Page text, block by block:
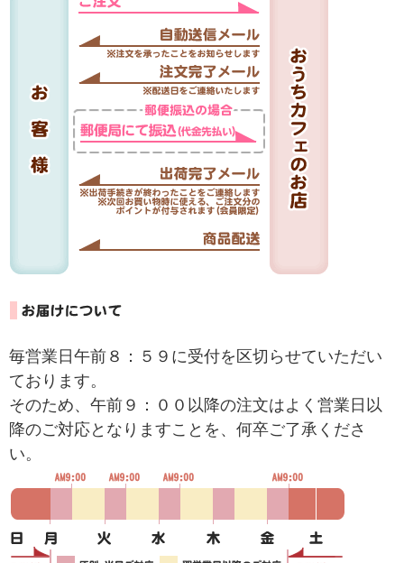
毎営業日午前８：５９に受付を区切らせていただい
ております。
そのため、午前９：００以降の注文はよく営業日以
降のご対応となりますことを、何卒ご了承くださ
い。